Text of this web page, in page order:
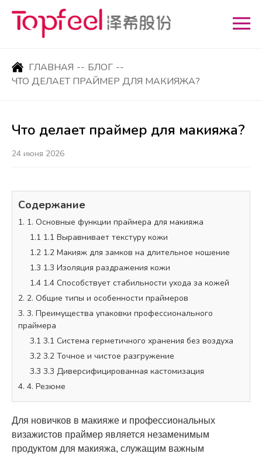
ГЛАВНАЯ -- БЛОГ --
ЧТО ДЕЛАЕТ ПРАЙМЕР ДЛЯ МАКИЯЖА?
Что делает праймер для макияжа?
24 июня 2026
Содержание
1. 1. Основные функции праймера для макияжа
1.1 1.1 Выравнивает текстуру кожи
1.2 1.2 Макияж для замков на длительное ношение
1.3 1.3 Изоляция раздражения кожи
1.4 1.4 Способствует стабильности ухода за кожей
2. 2. Общие типы и особенности праймеров
3. 3. Преимущества упаковки профессионального
праймера
3.1 3.1 Система герметичного хранения без воздуха
3.2 3.2 Точное и чистое разгружение
3.3 3.3 Диверсифицированная кастомизация
4. 4. Резюме
Для новичков в макияже и профессиональных
визажистов праймер является незаменимым
продуктом для макияжа, служащим важным